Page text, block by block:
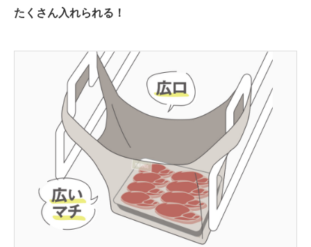
たくさん入れられる！